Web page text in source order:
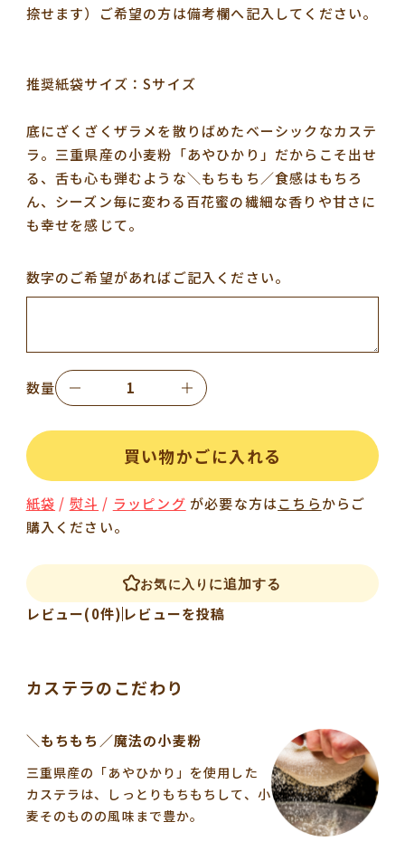
捺せます）ご希望の方は備考欄へ記入してください。
推奨紙袋サイズ：Sサイズ
底にざくざくザラメを散りばめたベーシックなカステ
ラ。三重県産の小麦粉「あやひかり」だからこそ出せ
る、舌も心も弾むような＼もちもち／食感はもちろ
ん、シーズン毎に変わる百花蜜の繊細な香りや甘さに
も幸せを感じて。
数字のご希望があればご記入ください。
数量
買い物かごに入れる
紙袋 / 熨斗 / ラッピング が必要な方はこちらからご
購入ください。
お気に入り に追加する
レビュー(0件)レビューを投稿
カステラのこだわり
＼もちもち／魔法の小麦粉
三重県産の「あやひかり」を使用した
カステラは、しっとりもちもちして、小
麦そのものの風味まで豊か。